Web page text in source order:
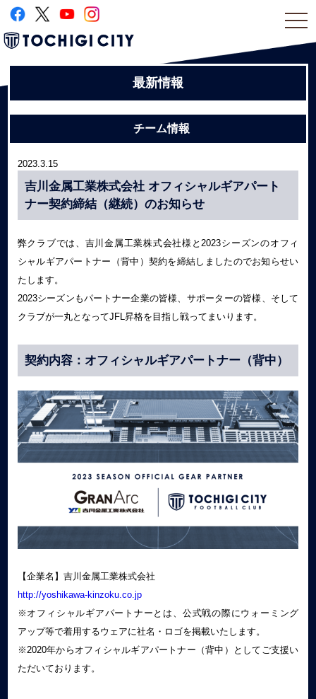
最新情報
チーム情報
2023.3.15
吉川金属工業株式会社 オフィシャルギアパート
ナー契約締結（継続）のお知らせ
弊クラブでは、吉川金属工業株式会社様と2023シーズンのオフィ
シャルギアパートナー（背中）契約を締結しましたのでお知らせい
たします。
2023シーズンもパートナー企業の皆様、サポーターの皆様、そして
クラブが一丸となってJFL昇格を目指し戦ってまいります。
契約内容：オフィシャルギアパートナー（背中）
【企業名】吉川金属工業株式会社
http://yoshikawa-kinzoku.co.jp
※オフィシャルギアパートナーとは、公式戦の際にウォーミング
アップ等で着用するウェアに社名・ロゴを掲載いたします。
※2020年からオフィシャルギアパートナー（背中）としてご支援い
ただいております。